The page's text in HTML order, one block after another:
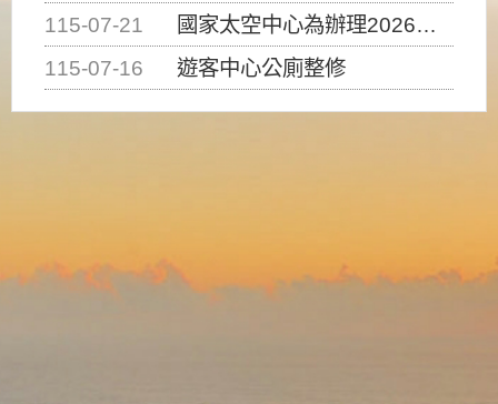
115-07-21
國家太空中心為辦理2026台灣盃火箭競賽，陸、海、空域警戒及協調相關事宜，因颱風備案事宜
115-07-16
遊客中心公廁整修